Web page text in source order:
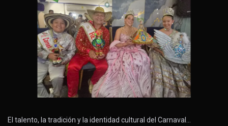
El talento, la tradición y la identidad cultural del Carnaval…